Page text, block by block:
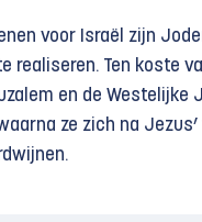
voor Israël zijn
realiseren. Ten koste
en de Westelijke
ze zich na